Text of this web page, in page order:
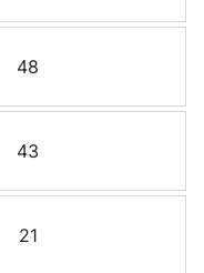
48
43
21